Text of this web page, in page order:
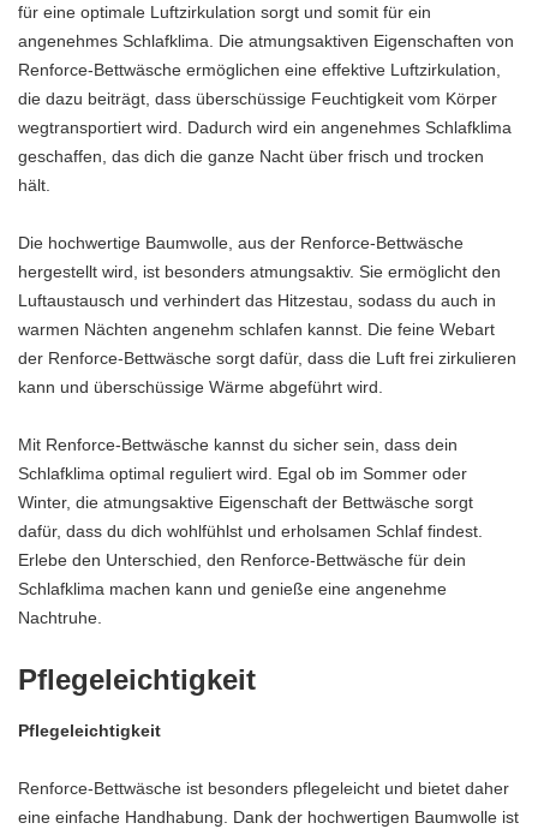
für eine optimale Luftzirkulation sorgt und somit für ein
angenehmes Schlafklima. Die atmungsaktiven Eigenschaften von
Renforce-Bettwäsche ermöglichen eine effektive Luftzirkulation,
die dazu beiträgt, dass überschüssige Feuchtigkeit vom Körper
wegtransportiert wird. Dadurch wird ein angenehmes Schlafklima
geschaffen, das dich die ganze Nacht über frisch und trocken
hält.
Die hochwertige Baumwolle, aus der Renforce-Bettwäsche
hergestellt wird, ist besonders atmungsaktiv. Sie ermöglicht den
Luftaustausch und verhindert das Hitzestau, sodass du auch in
warmen Nächten angenehm schlafen kannst. Die feine Webart
der Renforce-Bettwäsche sorgt dafür, dass die Luft frei zirkulieren
kann und überschüssige Wärme abgeführt wird.
Mit Renforce-Bettwäsche kannst du sicher sein, dass dein
Schlafklima optimal reguliert wird. Egal ob im Sommer oder
Winter, die atmungsaktive Eigenschaft der Bettwäsche sorgt
dafür, dass du dich wohlfühlst und erholsamen Schlaf findest.
Erlebe den Unterschied, den Renforce-Bettwäsche für dein
Schlafklima machen kann und genieße eine angenehme
Nachtruhe.
Pflegeleichtigkeit
Pflegeleichtigkeit
Renforce-Bettwäsche ist besonders pflegeleicht und bietet daher
eine einfache Handhabung. Dank der hochwertigen Baumwolle ist